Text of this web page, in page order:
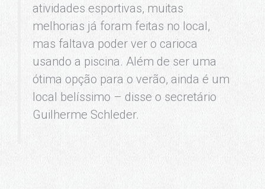
atividades esportivas, muitas
melhorias já foram feitas no local,
mas faltava poder ver o carioca
usando a piscina. Além de ser uma
ótima opção para o verão, ainda é um
local belíssimo – disse o secretário
Guilherme Schleder.